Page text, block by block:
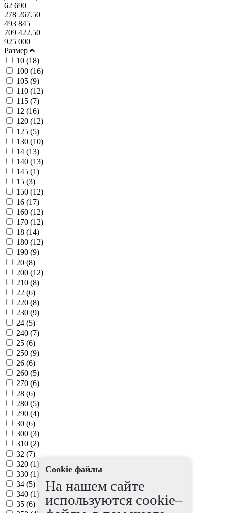
62 690
278 267.50
493 845
709 422.50
925 000
Размер
10 (18)
100 (16)
105 (9)
110 (12)
115 (7)
12 (16)
120 (12)
125 (5)
130 (10)
14 (13)
140 (13)
145 (1)
15 (3)
150 (12)
16 (17)
160 (12)
170 (12)
18 (14)
180 (12)
190 (9)
20 (8)
200 (12)
210 (8)
22 (6)
220 (8)
230 (9)
24 (5)
240 (7)
25 (6)
250 (9)
26 (6)
260 (5)
270 (6)
28 (6)
280 (5)
290 (4)
30 (6)
300 (3)
310 (2)
32 (7)
320 (1)
330 (1)
34 (5)
340 (1)
35 (6)
Cookie файлы
На нашем сайте
используются cookie–